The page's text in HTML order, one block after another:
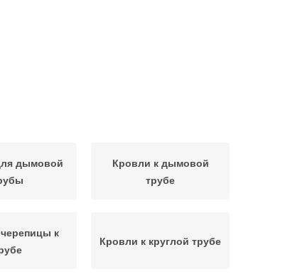
дымовой
Кровли к дымовой
трубе
к
Кровли к круглой трубе